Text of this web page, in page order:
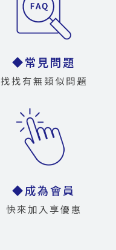
◆常見問題
找找有無類似問題
◆成為會員
快來加入享優惠